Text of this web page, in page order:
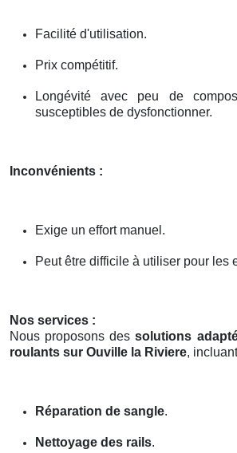
Facilité d'utilisation.
Prix compétitif.
Longévité avec peu de
susceptibles de dysfonctionner.
Inconvénients :
Exige un effort manuel.
Peut être difficile à utiliser pour les
Nos services :
Nous proposons dessolutions
roulants sur Ouville la Riviere,
Réparation de sangle.
Nettoyage des rails.